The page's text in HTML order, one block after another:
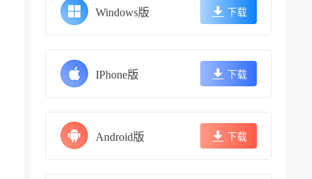
Windows版 下载
IPhone版 下载
Android版 下载